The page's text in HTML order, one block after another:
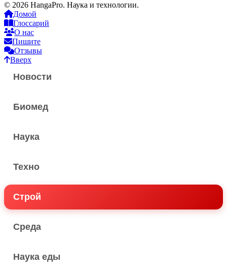
© 2026 HangaPro. Наука и технологии.
Домой
Глоссарий
О нас
Пишите
Отзывы
Вверх
Новости
Биомед
Наука
Техно
Строй
Среда
Наука еды